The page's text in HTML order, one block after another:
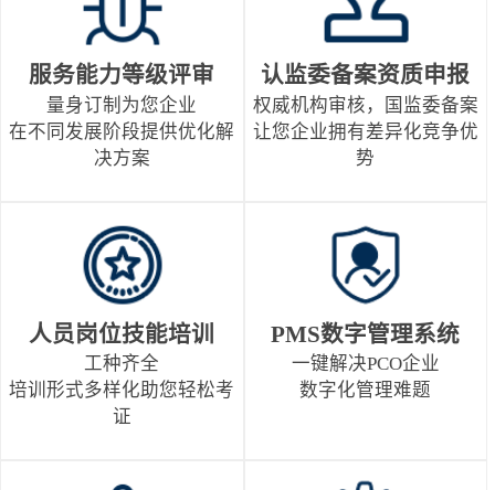
服务能力等级评审
量身订制为您企业
在不同发展阶段提供优化解
决方案
认监委备案资质申报
权威机构审核，国监委备案
让您企业拥有差异化竞争优
势
人员岗位技能培训
工种齐全
培训形式多样化助您轻松考
证
PMS数字管理系统
一键解决PCO企业
数字化管理难题